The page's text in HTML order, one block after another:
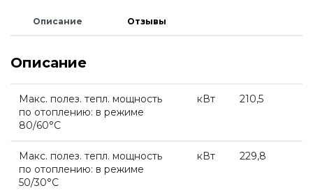
Принадлежности Protherm
Готовые решения Protherm
Baxi
Запчасти для котлов DeDietrich
Запчасти для котлов Rinnai
Запчасти Weishaupt
Запчасти для котлов Mizudo
Описание Отзывы
Описание
Макс. полез. тепл. мощность
по отоплению: в режиме
80/60°С
кВт 210,5
Макс. полез. тепл. мощность
по отоплению: в режиме
50/30°С
кВт 229,8